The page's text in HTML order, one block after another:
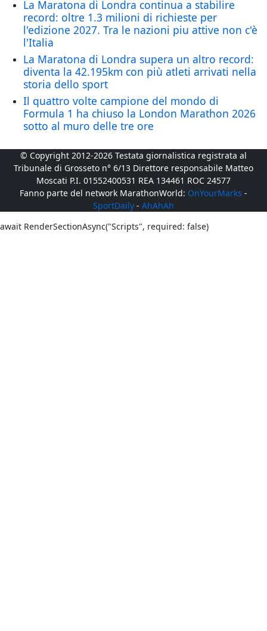
La Maratona di Londra continua a stabilire
record: oltre 1.3 milioni di richieste per
l'edizione 2027. Tra le nazioni piu attive non c'è
l'Italia
La Maratona di Londra supera un altro record:
diventa la 42.195km con più atleti arrivati nella
storia dello sport
Il quattro volte campione del mondo di
Formula 1 ha chiuso la London Marathon 2026
sotto al muro delle tre ore
© Copyright 2012-2026 Testata giornalistica registrata al
Tribunale di Grosseto n° 6/13 Direttore responsabile Matteo
Moscati P.I. 01552400531 REA 134461 ROC 24577
Fanno parte del network MarathonWorld: OnYourMarks -
SportDaily - AhAhAh
await RenderSectionAsync("Scripts", required: false)